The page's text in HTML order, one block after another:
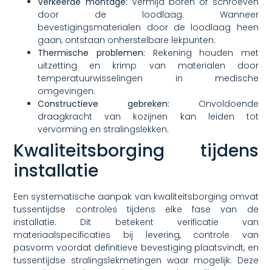
door de loodlaag. Wanneer
bevestigingsmaterialen door de loodlaag heen
gaan, ontstaan onherstelbare lekpunten.
Thermische problemen: Rekening houden met
uitzetting en krimp van materialen door
temperatuurwisselingen in medische
omgevingen.
Constructieve gebreken: Onvoldoende
draagkracht van kozijnen kan leiden tot
vervorming en stralingslekken.
Kwaliteitsborging tijdens
installatie
Een systematische aanpak van kwaliteitsborging omvat
tussentijdse controles tijdens elke fase van de
installatie. Dit betekent verificatie van
materiaalspecificaties bij levering, controle van
pasvorm voordat definitieve bevestiging plaatsvindt, en
tussentijdse stralingslekmetingen waar mogelijk. Deze